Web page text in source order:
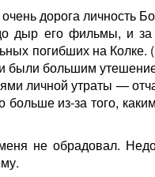
дорога личность
дыр его фильмы, и
погибших на Колке.
были большим
личной утраты —
из-за того,
не обрадовал.